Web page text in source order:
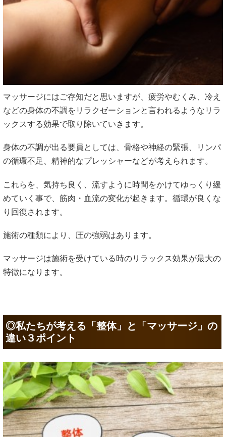
マッサージにはご存知だと思いますが、疲労やむくみ、冷え
などの身体の不調をリラクゼーションと言われるようなリラ
ックスする効果で取り除いていきます。
身体の不調が出る要員としては、骨格や神経の緊張、リンパ
の循環不足、精神的なプレッシャーなどが考えられます。
これらを、気持ち良く、流すように時間をかけてゆっくり緩
めていく事で、筋肉・血流の変化が起きます。循環が良くな
り回復されます。
施術の種類により、圧の強弱はあります。
マッサージは施術を受けている時のリラックス効果が最大の
特徴になります。
◎私たちが考える「整体」と「マッサージ」の
違い３ポイント